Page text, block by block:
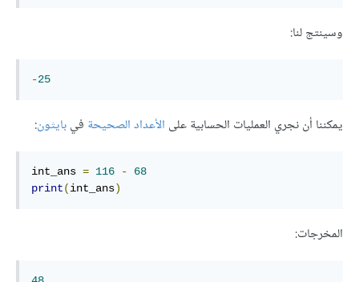
وسينتج لنا:
-25
يمكننا أن نجري العمليات الحسابية على الأعداد الصحيحة فيبايثون:
int_ans = 116 -
68
print(int_ans)
المخرجات: